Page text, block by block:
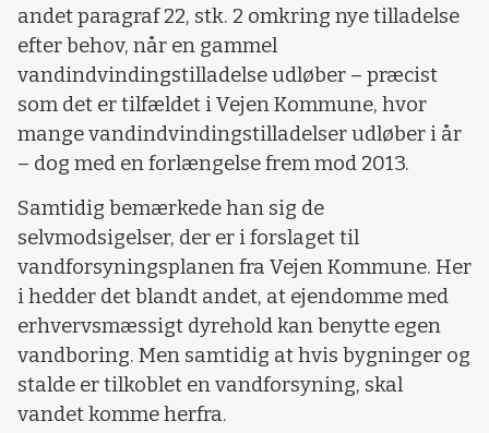
andet paragraf 22, stk. 2 omkring nye tilladelse
efter behov, når en gammel
vandindvindingstilladelse udløber – præcist
som det er tilfældet i Vejen Kommune, hvor
mange vandindvindingstilladelser udløber i år
– dog med en forlængelse frem mod 2013.
Samtidig bemærkede han sig de
selvmodsigelser, der er i forslaget til
vandforsyningsplanen fra Vejen Kommune. Her
i hedder det blandt andet, at ejendomme med
erhvervsmæssigt dyrehold kan benytte egen
vandboring. Men samtidig at hvis bygninger og
stalde er tilkoblet en vandforsyning, skal
vandet komme herfra.